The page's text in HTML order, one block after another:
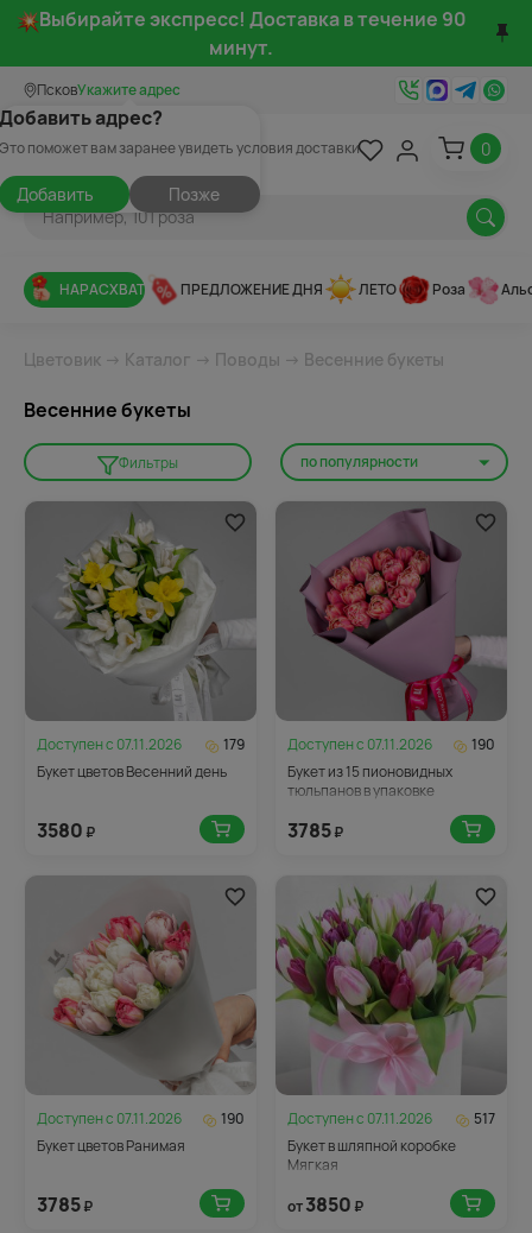
Выбирайте экспресс! Доставка в течение 90
минут.
ПсковУкажите адрес
адрес?
поможет вам заранее увидеть условия доставки
Добавить Позже
0
НАРАСХВАТ ПРЕДЛОЖЕНИЕ ДНЯ ЛЕТО Роза
Цветовик → Каталог → Поводы → Весенние букеты
Весенние букеты
Фильтры по популярности
Доступен с 07.11.2026
179
Букет цветов Весенний день
3580 ₽
Доступен с 07.11.2026
190
Букет из 15 пионовидных
тюльпанов в упаковке
3785₽
Доступен с 07.11.2026
190
Букет цветов Ранимая
3785₽
Доступен с 07.11.2026
517
Букет в шляпной коробке
Мягкая
от3850 ₽